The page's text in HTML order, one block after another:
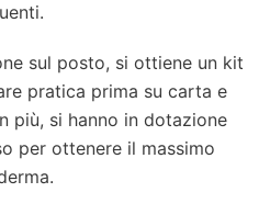
sul posto, si ottiene un kit
pratica prima su carta e
più, si hanno in dotazione
per ottenere il massimo